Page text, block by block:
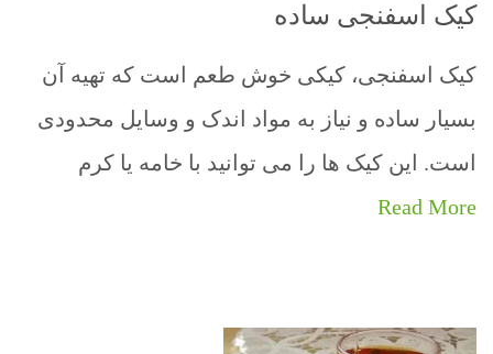
کیک اسفنجی ساده
کیک اسفنجی، کیکی خوش طعم است که تهیه آن
بسیار ساده و نیاز به مواد اندک و وسایل محدودی
است. این کیک ها را می توانید با خامه یا کرم
Read More